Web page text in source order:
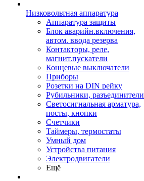
Низковольтная аппаратура
Аппаратура защиты
Блок аварийн.включения,
автом. ввода резерва
Контакторы, реле,
магнит.пускатели
Концевые выключатели
Приборы
Розетки на DIN рейку
Рубильники, разъединители
Светосигнальная арматура,
посты, кнопки
Счетчики
Таймеры, термостаты
Умный дом
Устройства питания
Электродвигатели
Ещё